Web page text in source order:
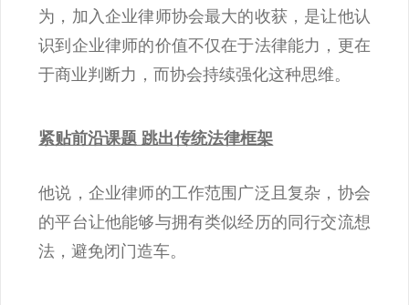
为，加入企业律师协会最大的收获，是让他认
识到企业律师的价值不仅在于法律能力，更在
于商业判断力，而协会持续强化这种思维。
紧贴前沿课题 跳出传统法律框架
他说，企业律师的工作范围广泛且复杂，协会
的平台让他能够与拥有类似经历的同行交流想
法，避免闭门造车。